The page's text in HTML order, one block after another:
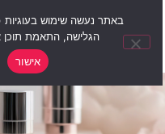
הגלישה, התאמת תוכן
אישור